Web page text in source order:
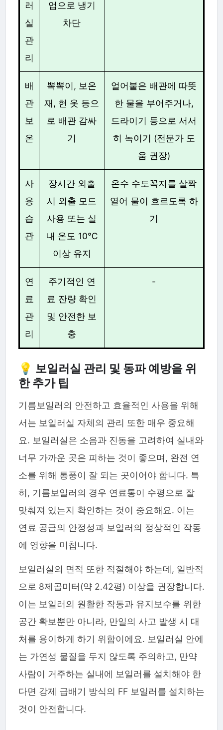
러
실
관
리
업으로 냉기
차단
배
관
보
온
뽁뽁이, 보온
재, 헌 옷 등으
로 배관 감싸
기
얼어붙은 배관에 따뜻
한 물을 부어주거나,
드라이기 등으로 서서
히 녹이기 (전문가 도
움 권장)
사
용
습
관
장시간 외출
시 외출 모드
사용 또는 실
내 온도 10℃
이상 유지
온수 수도꼭지를 살짝
열어 물이 흐르도록 하
기
연
료
관
리
주기적인 연
료 잔량 확인
및 안전한 보
충
-
💡 보일러실 관리 및 동파 예방을 위
한 추가 팁
기름보일러의 안전하고 효율적인 사용을 위해
서는 보일러실 자체의 관리 또한 매우 중요해
요. 보일러실은 소음과 진동을 고려하여 실내와
너무 가까운 곳은 피하는 것이 좋으며, 완전 연
소를 위해 통풍이 잘 되는 곳이어야 합니다. 특
히, 기름보일러의 경우 연료통이 수평으로 잘
맞춰져 있는지 확인하는 것이 중요해요. 이는
연료 공급의 안정성과 보일러의 정상적인 작동
에 영향을 미칩니다.
보일러실의 면적 또한 적절해야 하는데, 일반적
으로 8제곱미터(약 2.42평) 이상을 권장합니다.
이는 보일러의 원활한 작동과 유지보수를 위한
공간 확보뿐만 아니라, 만일의 사고 발생 시 대
처를 용이하게 하기 위함이에요. 보일러실 안에
는 가연성 물질을 두지 않도록 주의하고, 만약
사람이 거주하는 실내에 보일러를 설치해야 한
다면 강제 급배기 방식의 FF 보일러를 설치하는
것이 안전합니다.